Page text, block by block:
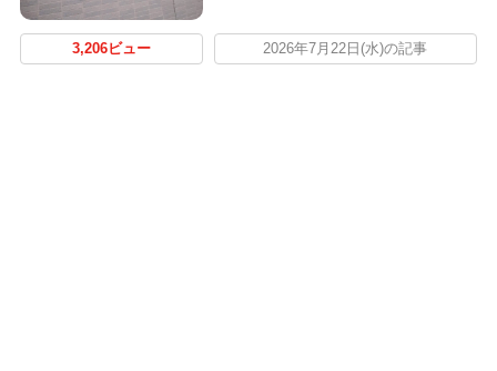
3,206ビュー 2026年7月22日(水)の記事